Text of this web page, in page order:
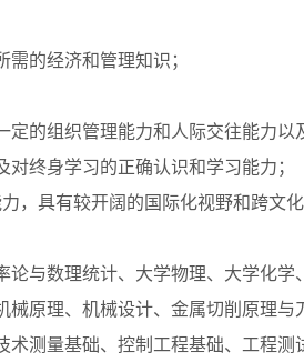
的经济和管理知识；
定的组织管理能力和人际交往能力以
对终身学习的正确认识和学习能力；
，具有较开阔的国际化视野和跨文
论与数理统计、大学物理、大学化学
械原理、机械设计、金属切削原理与
术测量基础、控制工程基础、工程